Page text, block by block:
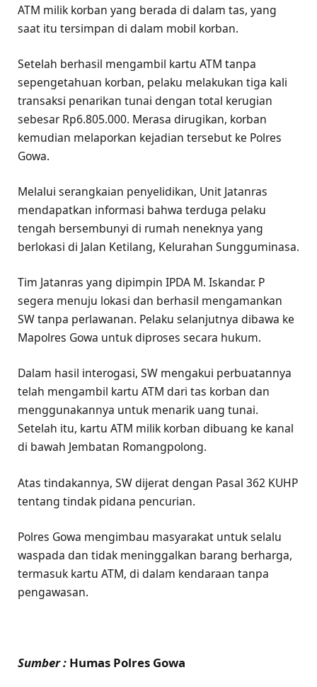
ATM milik korban yang berada di dalam tas, yang
saat itu tersimpan di dalam mobil korban.
Setelah berhasil mengambil kartu ATM tanpa
sepengetahuan korban, pelaku melakukan tiga kali
transaksi penarikan tunai dengan total kerugian
sebesar Rp6.805.000. Merasa dirugikan, korban
kemudian melaporkan kejadian tersebut ke Polres
Gowa.
Melalui serangkaian penyelidikan, Unit Jatanras
mendapatkan informasi bahwa terduga pelaku
tengah bersembunyi di rumah neneknya yang
berlokasi di Jalan Ketilang, Kelurahan Sungguminasa.
Tim Jatanras yang dipimpin IPDA M. Iskandar. P
segera menuju lokasi dan berhasil mengamankan
SW tanpa perlawanan. Pelaku selanjutnya dibawa ke
Mapolres Gowa untuk diproses secara hukum.
Dalam hasil interogasi, SW mengakui perbuatannya
telah mengambil kartu ATM dari tas korban dan
menggunakannya untuk menarik uang tunai.
Setelah itu, kartu ATM milik korban dibuang ke kanal
di bawah Jembatan Romangpolong.
Atas tindakannya, SW dijerat dengan Pasal 362 KUHP
tentang tindak pidana pencurian.
Polres Gowa mengimbau masyarakat untuk selalu
waspada dan tidak meninggalkan barang berharga,
termasuk kartu ATM, di dalam kendaraan tanpa
pengawasan.
Sumber : Humas Polres Gowa